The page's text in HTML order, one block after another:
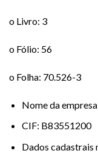
o Livro: 3
o Fólio: 56
o Folha: 70.526-3
Nome da
CIF: B83551200
Dados